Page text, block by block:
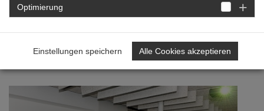
Tausend und ein Plan |
kammerstart 2009
Optimierung
Einstellungen speichern Alle Cookies akzeptieren